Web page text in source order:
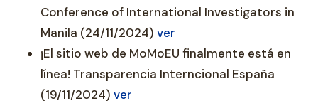
Conference of International Investigators in
Manila (24/11/2024) ver
¡El sitio web de MoMoEU finalmente está en
línea! Transparencia Interncional España
(19/11/2024) ver